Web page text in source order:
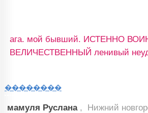
ага. мой бывший. ИСТЕННО
ВЕЛИЧЕСТВЕННЫЙ ленивый
��������
мамуля Руслана , Нижний